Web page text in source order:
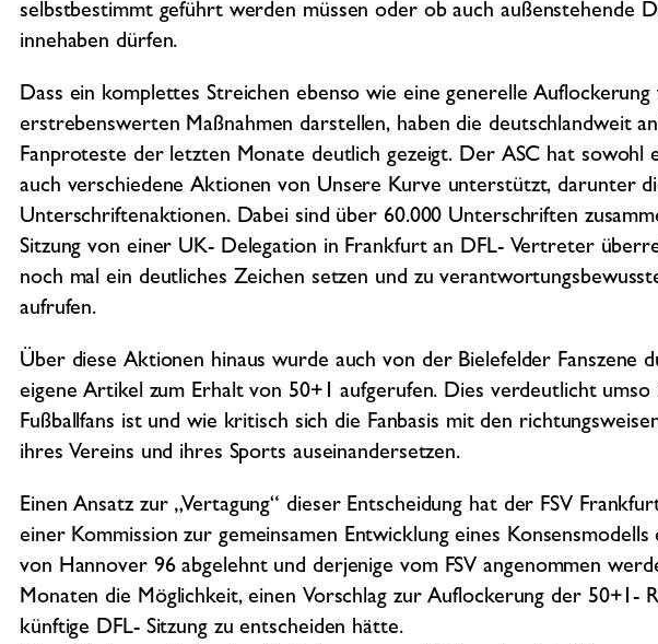
selbstbestimmt geführt werden müssen oder ob auch außenstehende
innehaben dürfen.
Dass ein komplettes Streichen ebenso wie eine generelle Auflockerung
erstrebenswerten Maßnahmen darstellen, haben die deutschlandweit
Fanproteste der letzten Monate deutlich gezeigt. Der ASC hat sowohl
auch verschiedene Aktionen von Unsere Kurve unterstützt, darunter
Unterschriftenaktionen. Dabei sind über 60.000 Unterschriften
Sitzung von einer UK- Delegation in Frankfurt an DFL- Vertreter
noch mal ein deutliches Zeichen setzen und zu
aufrufen.
Über diese Aktionen hinaus wurde auch von der Bielefelder Fanszene
eigene Artikel zum Erhalt von 50+1 aufgerufen. Dies verdeutlicht
Fußballfans ist und wie kritisch sich die Fanbasis mit den
ihres Vereins und ihres Sports auseinandersetzen.
Einen Ansatz zur „Vertagung“ dieser Entscheidung hat der FSV
einer Kommission zur gemeinsamen Entwicklung eines
von Hannover 96 abgelehnt und derjenige vom FSV angenommen
Monaten die Möglichkeit, einen Vorschlag zur Auflockerung der 50+1-
künftige DFL- Sitzung zu entscheiden hätte.